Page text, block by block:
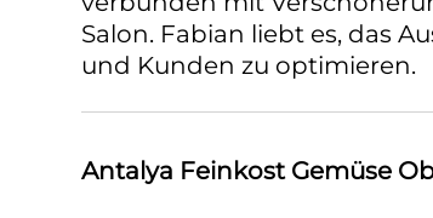
Salon. Fabian liebt es, das
und Kunden zu optimieren.
Antalya Feinkost Gemüse